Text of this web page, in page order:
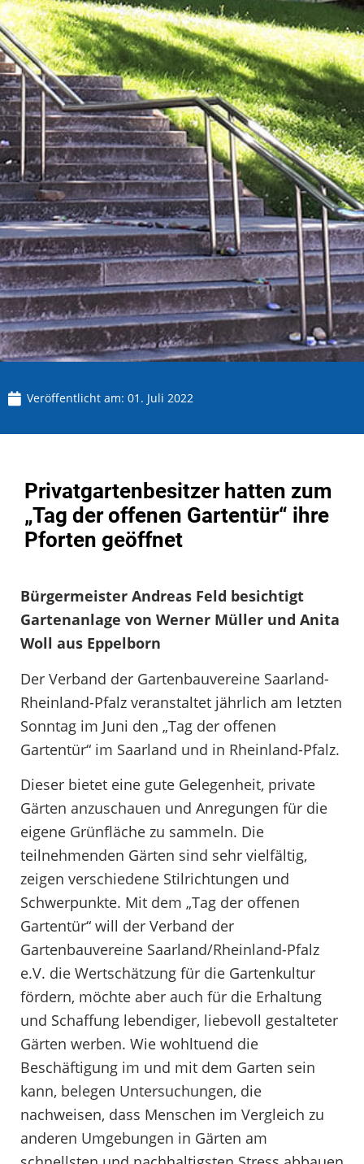
Veröffentlicht am: 01. Juli 2022
Privatgartenbesitzer hatten zum
„Tag der offenen Gartentür“ ihre
Pforten geöffnet
Bürgermeister Andreas Feld besichtigt
Gartenanlage von Werner Müller und Anita
Woll aus Eppelborn
Der Verband der Gartenbauvereine Saarland-
Rheinland-Pfalz veranstaltet jährlich am letzten
Sonntag im Juni den „Tag der offenen
Gartentür“ im Saarland und in Rheinland-Pfalz.
Dieser bietet eine gute Gelegenheit, private
Gärten anzuschauen und Anregungen für die
eigene Grünfläche zu sammeln. Die
teilnehmenden Gärten sind sehr vielfältig,
zeigen verschiedene Stilrichtungen und
Schwerpunkte. Mit dem „Tag der offenen
Gartentür“ will der Verband der
Gartenbauvereine Saarland/Rheinland-Pfalz
e.V. die Wertschätzung für die Gartenkultur
fördern, möchte aber auch für die Erhaltung
und Schaffung lebendiger, liebevoll gestalteter
Gärten werben. Wie wohltuend die
Beschäftigung im und mit dem Garten sein
kann, belegen Untersuchungen, die
nachweisen, dass Menschen im Vergleich zu
anderen Umgebungen in Gärten am